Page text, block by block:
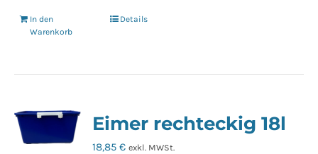
In den
Warenkorb
Details
Eimer rechteckig 18l
18,85€ exkl. MWSt.